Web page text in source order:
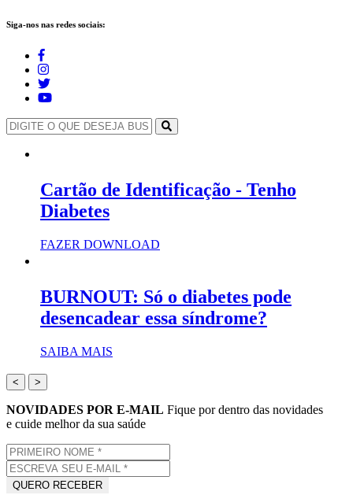
Siga-nos nas redes sociais:
Cartão de Identificação - Tenho
Diabetes
FAZER DOWNLOAD
BURNOUT: Só o diabetes pode
desencadear essa síndrome?
SAIBA MAIS
< >
NOVIDADES POR E-MAIL Fique por dentro das novidades
e cuide melhor da sua saúde